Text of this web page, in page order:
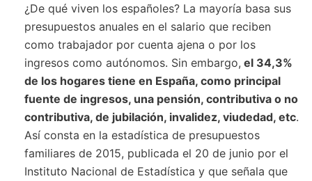
¿De qué viven los españoles? La mayoría basa sus
presupuestos anuales en el salario que reciben
como trabajador por cuenta ajena o por los
ingresos como autónomos. Sin embargo, el 34,3%
de los hogares tiene en España, como principal
fuente de ingresos, una pensión, contributiva o no
contributiva, de jubilación, invalidez, viudedad, etc.
Así consta en la estadística de presupuestos
familiares de 2015, publicada el 20 de junio por el
Instituto Nacional de Estadística y que señala que